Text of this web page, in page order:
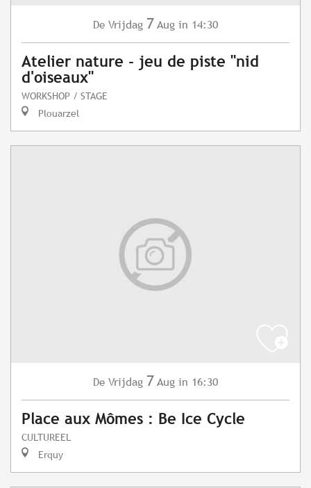
De Vrijdag 7 Aug in 14:30
Atelier nature - jeu de piste "nid
d'oiseaux"
WORKSHOP / STAGE
Plouarzel
De Vrijdag 7 Aug in 16:30
Place aux Mômes : Be Ice Cycle
CULTUREEL
Erquy